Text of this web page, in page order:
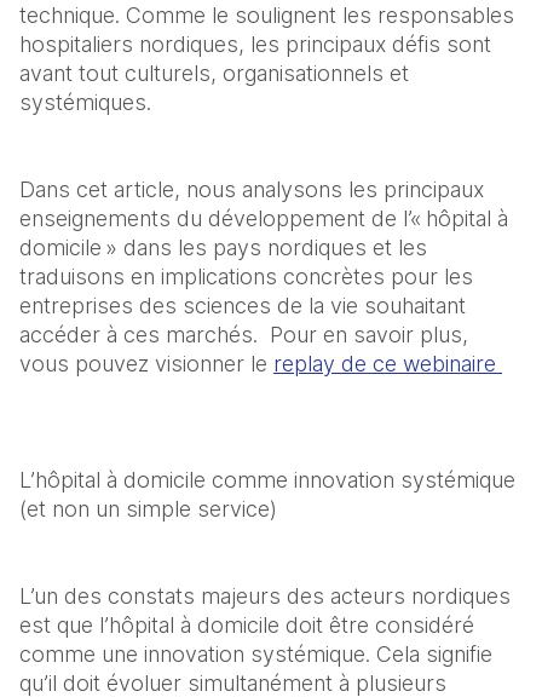
technique. Comme le soulignent les responsables
hospitaliers nordiques, les principaux défis sont
avant tout culturels, organisationnels et
systémiques.
Dans cet article, nous analysons les principaux
enseignements du développement de l’« hôpital à
domicile » dans les pays nordiques et les
traduisons en implications concrètes pour les
entreprises des sciences de la vie souhaitant
accéder à ces marchés.  Pour en savoir plus,
vous pouvez visionner le replay de ce webinaire
L’hôpital à domicile comme innovation systémique
(et non un simple service)
L’un des constats majeurs des acteurs nordiques
est que l’hôpital à domicile doit être considéré
comme une innovation systémique. Cela signifie
qu’il doit évoluer simultanément à plusieurs